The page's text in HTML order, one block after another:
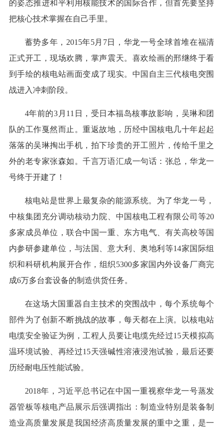
的姿态推进和平利用核能技术的国际合作，但首先要坚持
把核心技术掌握在自己手里。
蓄势多年，2015年5月7日，华龙一号全球首堆在福清
正式开工，现场欢腾，掌声震天。喜欢绘画的邢继终于看
到手绘的核电站画面变成了现实。中国自主三代核电突围
战进入冲刺阶段。
4年前的3月11日，受日本福岛核事故影响，吴琳和团
队的工作戛然而止。重返故地，历经中国核电几十年起起
落落的吴琳掏出手机，拍下珍贵的开工照片，传给千里之
外的老专家张森如。千言万语汇成一句话：张总，华龙一
号终于开建了！
核电站是世界上最复杂的能源系统。为了华龙一号，
中核集团充分调动核动力院、中国核电工程有限公司等20
多家成员单位，联合中国一重、东方电气、有关高校等国
内参研参建单位，与法国、意大利、奥地利等14家国际组
织和科研机构展开合作，组织5300多家国内外设备厂商完
成6万多台套设备的制造供货任务。
在这场大国重器自主技术的突围战中，每个系统每个
部件为了创新不断挑战的故事，每天都在上演。以核电站
电缆安全验证为例，工程人员要让电缆先经过15天模拟高
温环境试验、再经过15天强碱性溶液浸泡试验，最后还要
历经耐电压性能试验。
2018年，习近平总书记在中国一重视察华龙一号蒸发
器管板等核电产品展示后强调指出：制造业特别是装备制
造业高质量发展是我国经济高质量发展的重中之重，是一